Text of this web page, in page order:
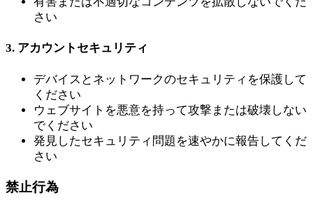
さい
3. アカウントセキュリティ
デバイスとネットワークのセキュリティを保護して
ください
ウェブサイトを悪意を持って攻撃または破壊しない
でください
発見したセキュリティ問題を速やかに報告してくだ
さい
禁止行為